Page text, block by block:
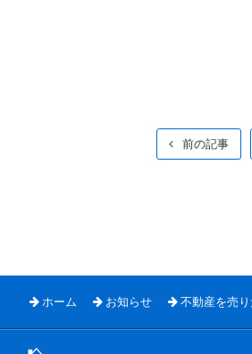
前の記事
ホーム お知らせ 不動産を売